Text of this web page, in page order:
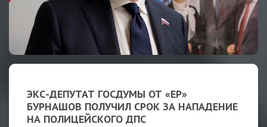
ЭКС-ДЕПУТАТ ГОСДУМЫ ОТ «ЕР»
БУРНАШОВ ПОЛУЧИЛ СРОК ЗА НАПАДЕНИЕ
НА ПОЛИЦЕЙСКОГО ДПС